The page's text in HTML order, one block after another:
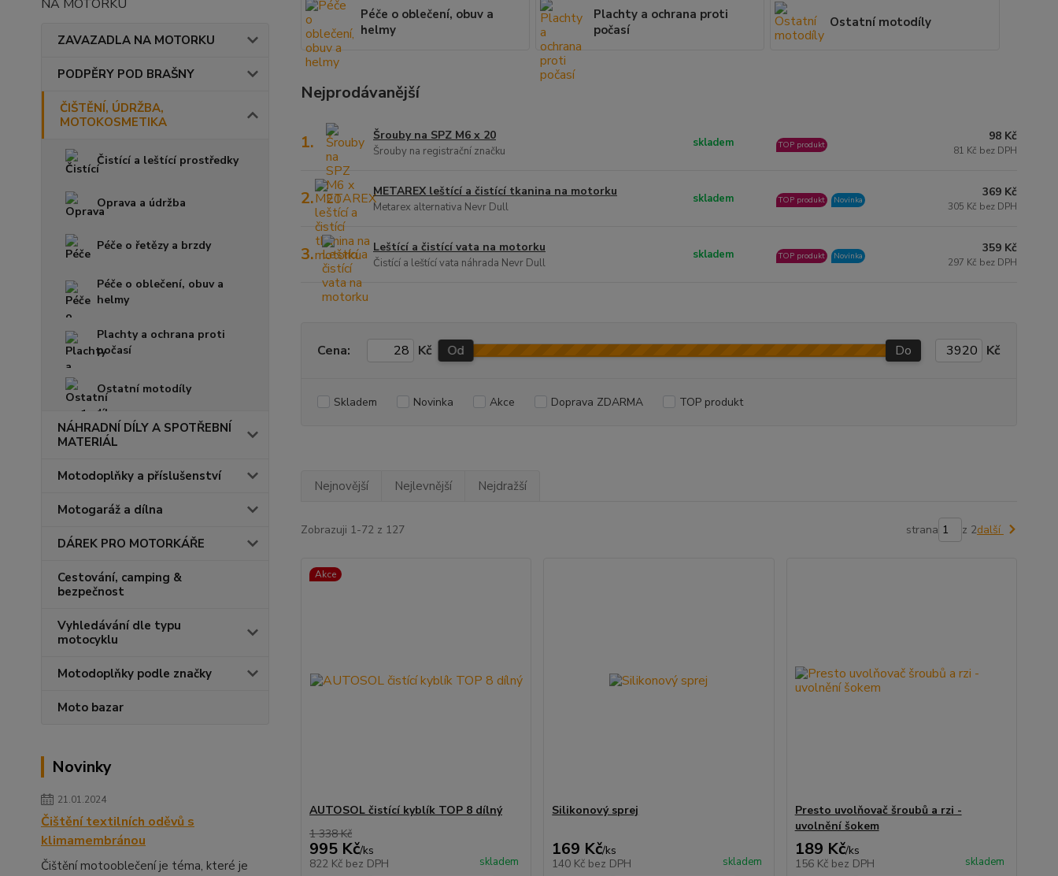
NA MOTORKU
ZAVAZADLA NA MOTORKU
PODPĚRY POD BRAŠNY
ČIŠTĚNÍ, ÚDRŽBA,
MOTOKOSMETIKA
Čistící a leštící prostředky
Oprava a údržba
Péče o řetězy a brzdy
Péče o oblečení, obuv a
helmy
Plachty a ochrana proti
počasí
Ostatní motodíly
NÁHRADNÍ DÍLY A SPOTŘEBNÍ
MATERIÁL
Motodoplňky a příslušenství
Motogaráž a dílna
DÁREK PRO MOTORKÁŘE
Cestování, camping &
bezpečnost
Vyhledávání dle typu
motocyklu
Motodoplňky podle značky
Moto bazar
Novinky
21.01.2024
Čištění textilních oděvů s
klimamembránou
Čištění motooblečení je téma, které je
Péče o oblečení, obuv a
helmy
Plachty a ochrana proti
počasí
Ostatní motodíly
Nejprodávanější
1. Šrouby na SPZ M6 x 20
Šrouby na registrační značku
skladem TOP produkt
98 Kč
81 Kč bez DPH
2. METAREX leštící a čistící tkanina na motorku
Metarex alternativa Nevr Dull
skladem TOP produkt Novinka
369 Kč
305 Kč bez DPH
3. Leštící a čistící vata na motorku
Čistící a leštící vata náhrada Nevr Dull
skladem TOP produkt Novinka
359 Kč
297 Kč bez DPH
Cena: Kč Od Do Kč
Skladem Novinka Akce Doprava ZDARMA TOP produkt
Nejnovější Nejlevnější Nejdražší
Zobrazuji 1-72 z 127 strana z 2další
Akce
AUTOSOL čistící kyblík TOP 8 dílný
1 338 Kč
995 Kč/ks
822 Kč bez DPH skladem
Silikonový sprej
169 Kč/ks
140 Kč bez DPH skladem
Presto uvolňovač šroubů a rzi -
uvolnění šokem
189 Kč/ks
156 Kč bez DPH skladem